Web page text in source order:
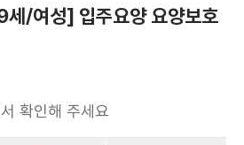
/여성] 입주요양 요양보호
확인해 주세요